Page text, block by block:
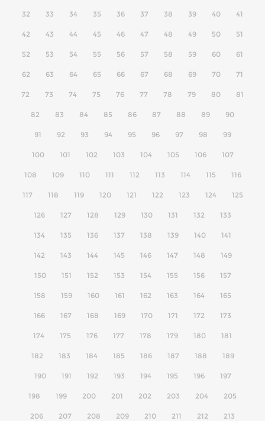
32 33 34 35 36 37 38 39 40 41
42 43 44 45 46 47 48 49 50 51
52 53 54 55 56 57 58 59 60 61
62 63 64 65 66 67 68 69 70 71
72 73 74 75 76 77 78 79 80 81
82 83 84 85 86 87 88 89 90
91 92 93 94 95 96 97 98 99
100 101 102 103 104 105 106 107
108 109 110 111 112 113 114 115 116
117 118 119 120 121 122 123 124 125
126 127 128 129 130 131 132 133
134 135 136 137 138 139 140 141
142 143 144 145 146 147 148 149
150 151 152 153 154 155 156 157
158 159 160 161 162 163 164 165
166 167 168 169 170 171 172 173
174 175 176 177 178 179 180 181
182 183 184 185 186 187 188 189
190 191 192 193 194 195 196 197
198 199 200 201 202 203 204 205
206 207 208 209 210 211 212 213